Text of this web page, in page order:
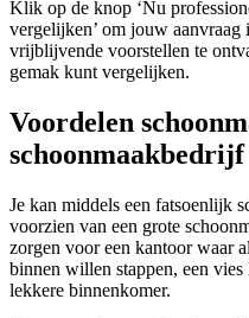
Klik op de knop ‘Nu
vergelijken’ om jouw aanvraag
vrijblijvende voorstellen te
gemak kunt vergelijken.
Voordelen
Je kan middels een fatsoenlijk
voorzien van een grote
zorgen voor een kantoor waar
binnen willen stappen, een
lekkere binnenkomer.